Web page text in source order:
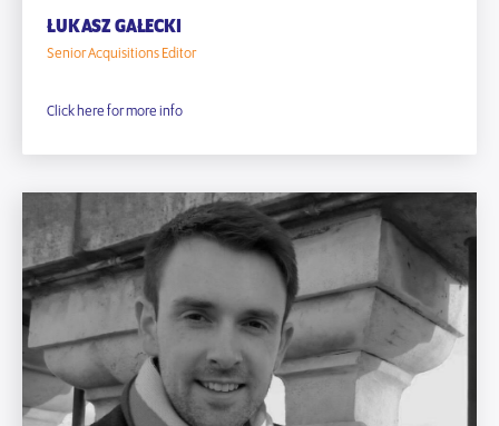
ŁUKASZ GAŁECKI
Senior Acquisitions Editor
Click here for more info